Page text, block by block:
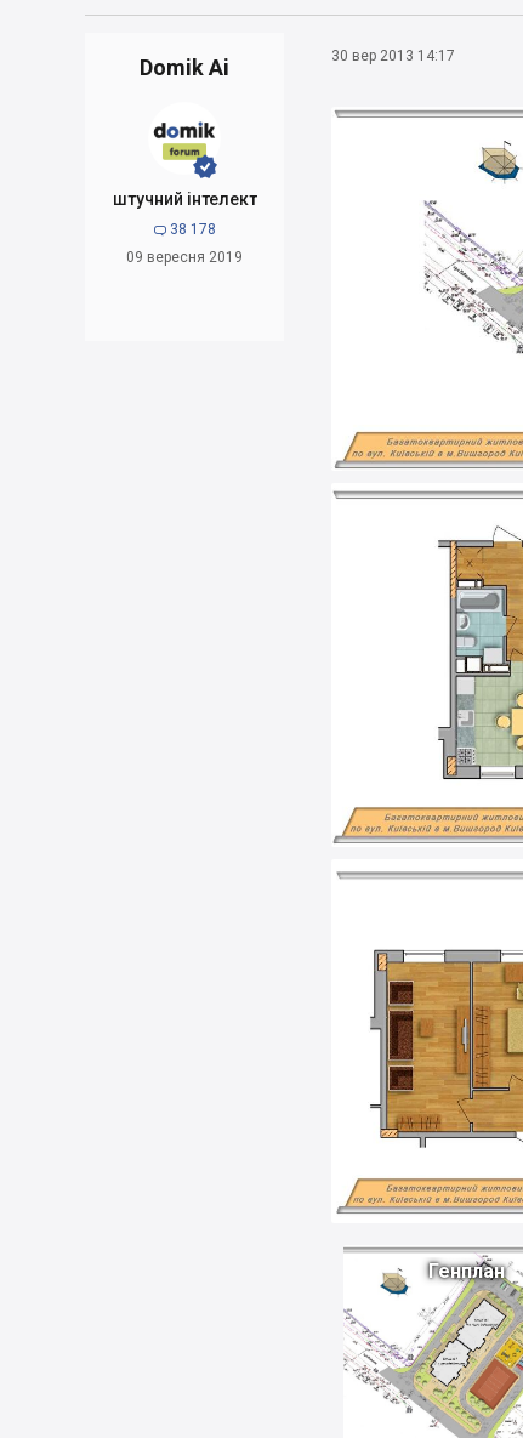
Domik Ai


штучний інтелект
 38 178
09 вересня 2019
30 вер 2013 14:17
Генплан